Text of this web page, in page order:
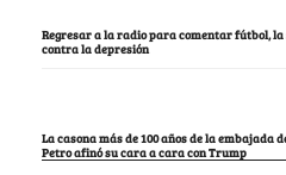
Regresar a la radio para comentar fútbol,
contra la depresión
La casona más de 100 años de la embajada
Petro afinó su cara a cara con Trump